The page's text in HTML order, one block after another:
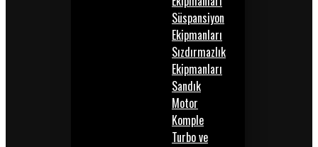
Süspansiyon
Ekipmanları
Sızdırmazlık
Ekipmanları
Sandık
Motor
Komple
Turbo ve